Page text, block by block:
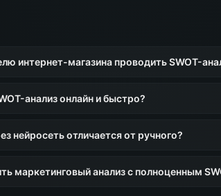
интернет-магазина проводить SWOT-
анализ онлайн и быстро?
нейросеть отличается от ручного?
маркетинговый анализ с полноценным